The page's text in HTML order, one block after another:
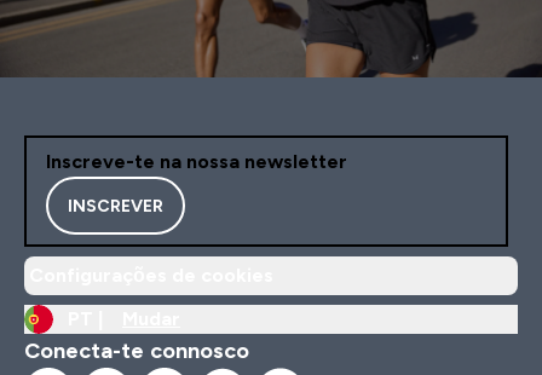
Inscreve-te na nossa newsletter
INSCREVER
Conecta-te connosco